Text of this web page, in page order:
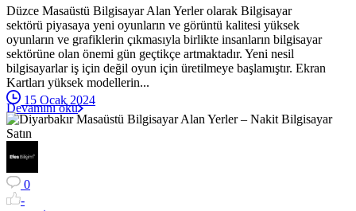
Düzce Masaüstü Bilgisayar Alan Yerler olarak Bilgisayar
sektörü piyasaya yeni oyunların ve görüntü kalitesi yüksek
oyunların ve grafiklerin çıkmasıyla birlikte insanların bilgisayar
sektörüne olan önemi gün geçtikçe artmaktadır. Yeni nesil
bilgisayarlar iş için değil oyun için üretilmeye başlamıştır. Ekran
Kartları yüksek modellerin...
15 Ocak 2024
Devamını oku
0
-